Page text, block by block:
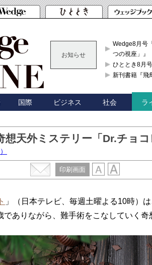
お知らせ
Wedge8月号
つの視座」』
ひととき8月
新刊書籍『飛
国際 ビジネス 社会 ラ
想天外ミステリー「Dr.チョコ
印刷画面
」（日本テレビ、毎週土曜よる10時）
ありながら、難手術をこなしていく奇